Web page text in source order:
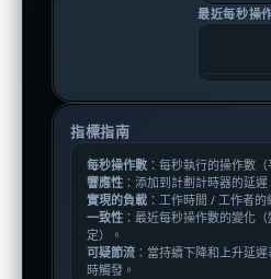
最近每秒操
指標指南
每秒操作數 ：每秒執行的操作數
響應性 ：添加到計劃計時器的延
實現的負載 ：工作時間 / 工作者的
一致性 ：最近每秒操作數的變化
定）。
可疑節流 ：當持續下降和上升延
時觸發。